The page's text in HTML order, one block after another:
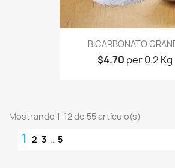
BICARBONATO
$4.70 per 0.2 Kg
Mostrando 1-12 de 55 artículo(s)
1 2 3 … 5